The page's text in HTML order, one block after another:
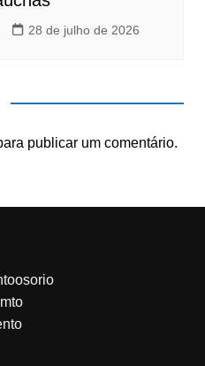
28 de julho de 2026
publicar um comentário.